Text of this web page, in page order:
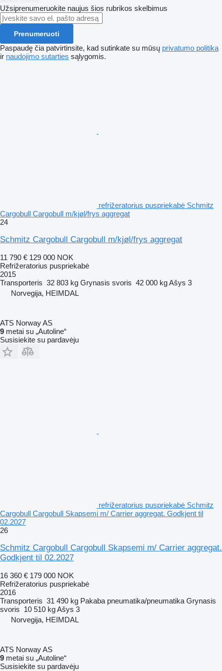
Užsiprenumeruokite naujus šios rubrikos skelbimus
Prenumeruoti
Paspaudę čia patvirtinsite, kad sutinkate su mūsų privatumo politika
ir naudojimo sutarties sąlygomis.
refrižeratorius puspriekabė Schmitz
Cargobull Cargobull m/kjøl/frys aggregat
24
Schmitz Cargobull Cargobull m/kjøl/frys aggregat
11 790 € 129 000 NOK
Refrižeratorius puspriekabė
2015
Transporteris 32 803 kg Grynasis svoris 42 000 kgAšys 3
Norvegija, HEIMDAL
ATS Norway AS
9 metai su „Autoline“
Susisiekite su pardavėju
refrižeratorius puspriekabė Schmitz
Cargobull Cargobull Skapsemi m/ Carrier aggregat. Godkjent til
02.2027
26
Schmitz Cargobull Cargobull Skapsemi m/ Carrier aggregat.
Godkjent til 02.2027
16 360 € 179 000 NOK
Refrižeratorius puspriekabė
2016
Transporteris 31 490 kg Pakaba pneumatika/pneumatika Grynasis
svoris 10 510 kgAšys 3
Norvegija, HEIMDAL
ATS Norway AS
9 metai su „Autoline“
Susisiekite su pardavėju